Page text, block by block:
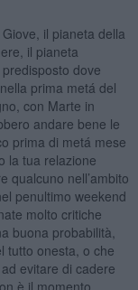
il pianeta della
il pianeta
dove
prima metá del
con Marte in
andare bene le
prima di metá mese
la tua relazione
qualcuno nell’ambito
penultimo weekend
molto critiche
buona probabilità,
tutto onesta, o che
evitare di cadere
è il momento